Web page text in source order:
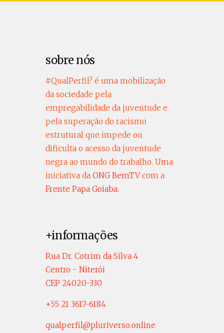
sobre nós
#QualPerfil? é uma mobilização
da sociedade pela
empregabilidade da juventude e
pela superação do racismo
estrutural que impede ou
dificulta o acesso da juventude
negra ao mundo do trabalho. Uma
iniciativa da ONG BemTVcom a
Frente Papa Goiaba.
+informações
Rua Dr. Cotrim da Silva 4
Centro - Niterói
CEP 24020-330
+55 21 3617-6184
qualperfil@pluriverso.online